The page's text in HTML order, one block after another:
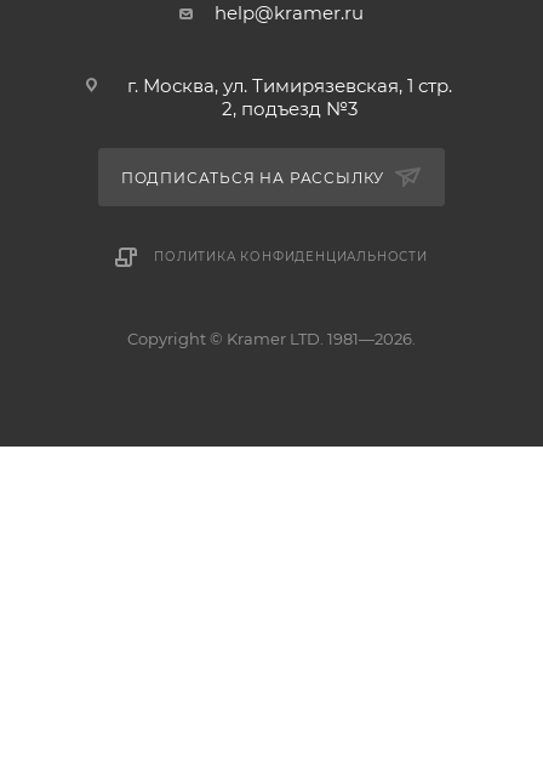
help@kramer.ru
г. Москва, ул. Тимирязевская, 1 стр.
2, подъезд №3
ПОДПИСАТЬСЯ НА РАССЫЛКУ
ПОЛИТИКА КОНФИДЕНЦИАЛЬНОСТИ
Copyright © Kramer LTD. 1981—2026.